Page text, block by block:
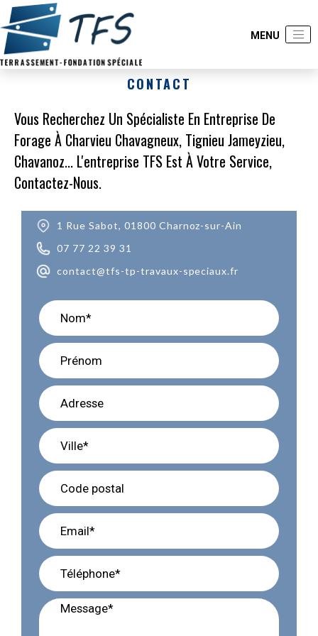
CONTACT
Vous Recherchez Un Spécialiste En Entreprise De
Forage À Charvieu Chavagneux, Tignieu Jameyzieu,
Chavanoz... L'entreprise TFS Est À Votre Service,
Contactez-Nous.
1 Rue Sabot, 01800 Charnoz-sur-Ain
07 77 22 39 31
contact@tfs-tp-travaux-speciaux.fr